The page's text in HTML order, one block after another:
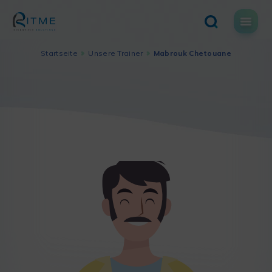
content
Startseite Unsere Trainer Mabrouk Chetouane